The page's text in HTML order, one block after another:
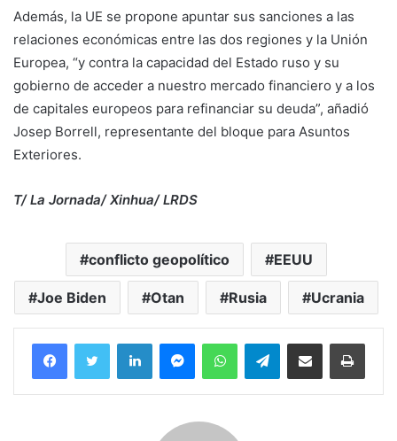
Además, la UE se propone apuntar sus sanciones a las
relaciones económicas entre las dos regiones y la Unión
Europea, “y contra la capacidad del Estado ruso y su
gobierno de acceder a nuestro mercado financiero y a los
de capitales europeos para refinanciar su deuda”, añadió
Josep Borrell, representante del bloque para Asuntos
Exteriores.
T/ La Jornada/ Xinhua/ LRDS
conflicto geopolítico EEUU
Joe Biden Otan Rusia Ucrania
FacebookTwitter LinkedInMessengerWhatsAppTelegramCompartir por correo electrónico